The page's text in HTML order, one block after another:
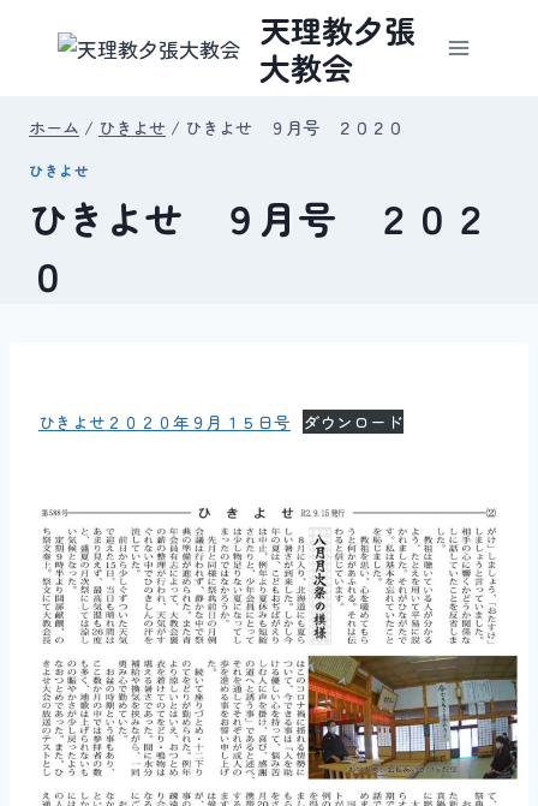
天理教夕張
大教会
ホーム / ひきよせ / ひきよせ ９月号 ２０２０
ひきよせ
ひきよせ ９月号 ２０２
０
ひきよせ２０２０年９月１５日号 ダウンロード